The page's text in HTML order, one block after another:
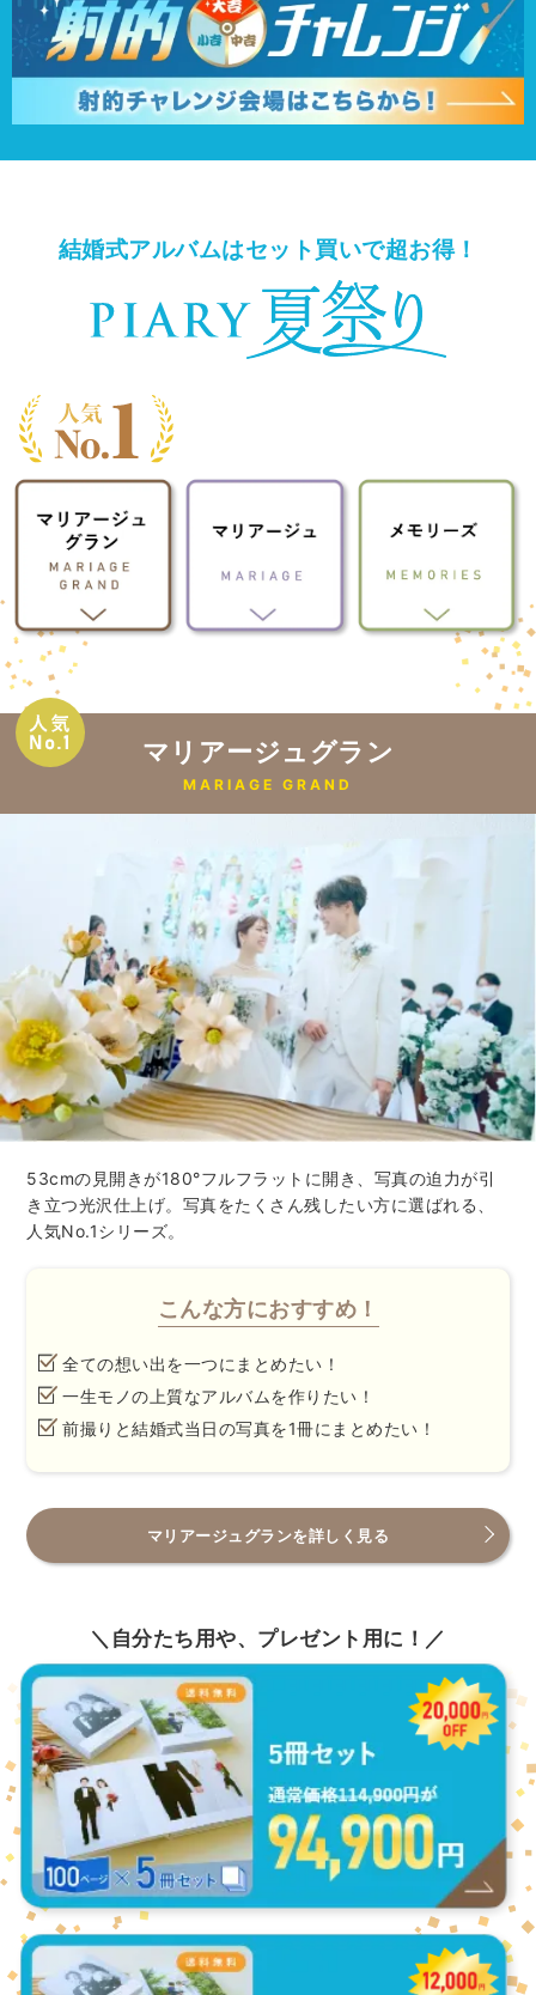
結婚式アルバムはセット買いで超お得！
マリアージュグラン
MARIAGE GRAND
53cmの見開きが180°フルフラットに開き、写真の迫力が引
き立つ光沢仕上げ。写真をたくさん残したい方に選ばれる、
人気No.1シリーズ。
こんな方におすすめ！
全ての想い出を一つにまとめたい！
一生モノの上質なアルバムを作りたい！
前撮りと結婚式当日の写真を1冊にまとめたい！
マリアージュグランを詳しく見る
＼自分たち用や、プレゼント用に！／